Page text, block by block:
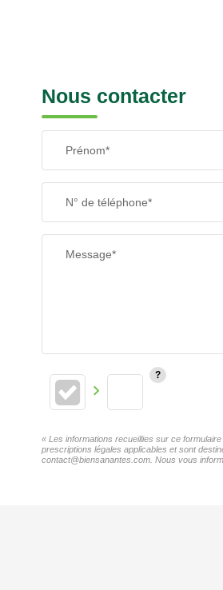
Nous contacter
Prénom*
N° de téléphone*
Message*
« Les informations recueillies sur ce
prescriptions légales applicables et sont
contact@biensanantes.com. Nous vous